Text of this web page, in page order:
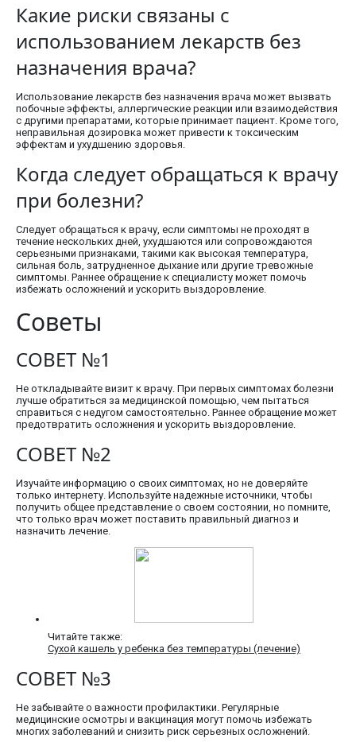
Какие риски связаны с
использованием лекарств без
назначения врача?
Использование лекарств без назначения врача может вызвать
побочные эффекты, аллергические реакции или взаимодействия
с другими препаратами, которые принимает пациент. Кроме того,
неправильная дозировка может привести к токсическим
эффектам и ухудшению здоровья.
Когда следует обращаться к врачу
при болезни?
Следует обращаться к врачу, если симптомы не проходят в
течение нескольких дней, ухудшаются или сопровождаются
серьезными признаками, такими как высокая температура,
сильная боль, затрудненное дыхание или другие тревожные
симптомы. Раннее обращение к специалисту может помочь
избежать осложнений и ускорить выздоровление.
Советы
СОВЕТ №1
Не откладывайте визит к врачу. При первых симптомах болезни
лучше обратиться за медицинской помощью, чем пытаться
справиться с недугом самостоятельно. Раннее обращение может
предотвратить осложнения и ускорить выздоровление.
СОВЕТ №2
Изучайте информацию о своих симптомах, но не доверяйте
только интернету. Используйте надежные источники, чтобы
получить общее представление о своем состоянии, но помните,
что только врач может поставить правильный диагноз и
назначить лечение.
Читайте также:
Сухой кашель у ребенка без температуры (лечение)
СОВЕТ №3
Не забывайте о важности профилактики. Регулярные
медицинские осмотры и вакцинация могут помочь избежать
многих заболеваний и снизить риск серьезных осложнений.